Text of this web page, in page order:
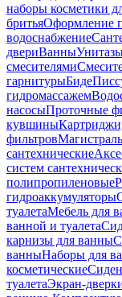
наборы косметики
бритьяОформление
водоснабжение
двериВанны
смесителями
гарнитурыБиде
гидромассажем
насосыПроточные
кувшины
фильтров
сантехнические
систем
полипропиленовые
гидроаккумуляторы
туалетаМебель для
ванной и туалета
карнизы для ванны
ванныНаборы для
косметические
туалетаЭкран-